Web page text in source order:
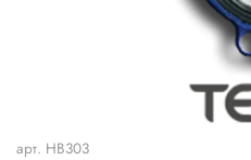
арт. HB303